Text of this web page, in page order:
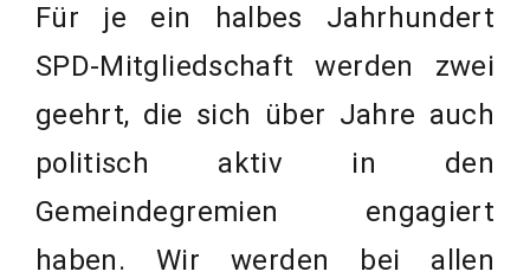
Für je ein halbes Jahrhundert
SPD-Mitgliedschaft werden zwei
geehrt, die sich über Jahre auch
politisch aktiv in den
Gemeindegremien engagiert
haben. Wir werden bei allen